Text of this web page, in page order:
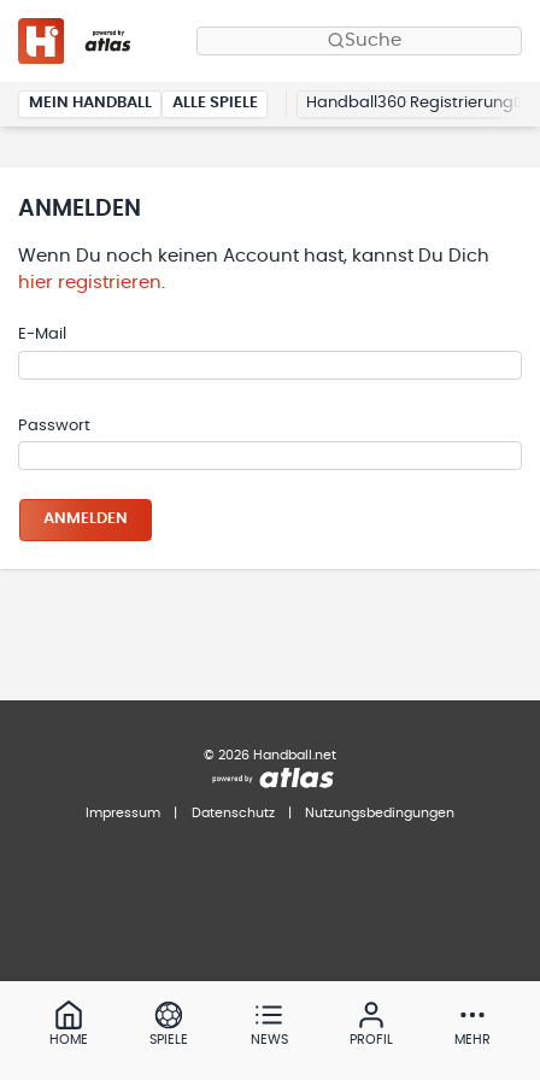
Suche
MEIN HANDBALL ALLE SPIELE Handball360 Registrierung
ANMELDEN
Wenn Du noch keinen Account hast, kannst Du Dich
hier registrieren.
E-Mail
Passwort
ANMELDEN
© 2026 Handball.net
Impressum Datenschutz Nutzungsbedingungen
HOME SPIELE NEWS PROFIL MEHR